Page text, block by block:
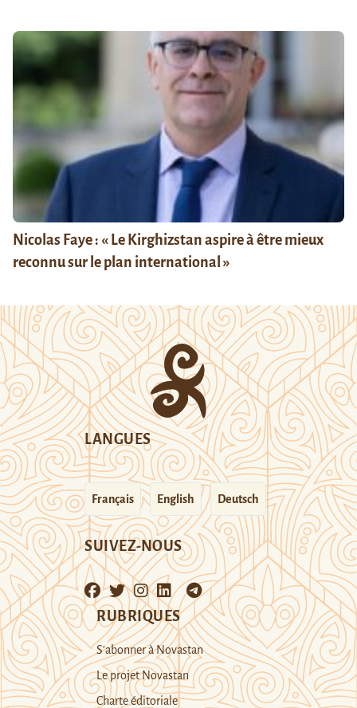
Nicolas Faye : « Le Kirghizstan aspire à être mieux
reconnu sur le plan international »
LANGUES
Français English Deutsch
SUIVEZ-NOUS
RUBRIQUES
S’abonner à Novastan
Le projet Novastan
Charte éditoriale